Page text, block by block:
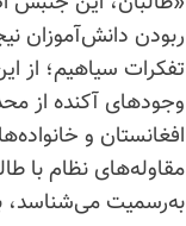
ربودن دانش‌آموزان
تفکرات سیاهیم؛ از
وجودهای آکنده از
افغانستان و
مقاوله‌های نظام با
به‌رسمیت می‌شناسد،